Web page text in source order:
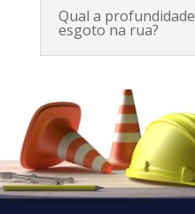
Qual a
esgoto na rua?